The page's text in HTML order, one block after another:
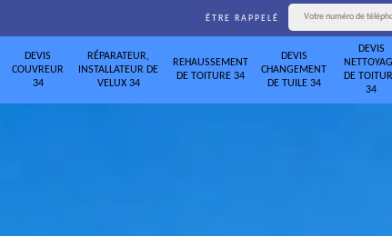
ÊTRE RAPPELÉ
DEVIS
COUVREUR
34
RÉPARATEUR,
INSTALLATEUR DE
VELUX 34
REHAUSSEMENT
DE TOITURE 34
DEVIS
CHANGEMENT
DE TUILE 34
DEVIS
DE
34